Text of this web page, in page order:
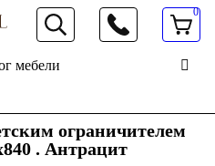
066 472 19 61
0
мебели
ограничителем
. Антрацит